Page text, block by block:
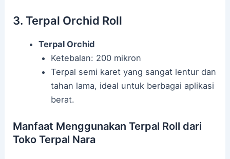
3. Terpal Orchid Roll
Terpal Orchid
Ketebalan: 200 mikron
Terpal semi karet yang sangat lentur dan
tahan lama, ideal untuk berbagai aplikasi
berat.
Manfaat Menggunakan Terpal Roll dari
Toko Terpal Nara